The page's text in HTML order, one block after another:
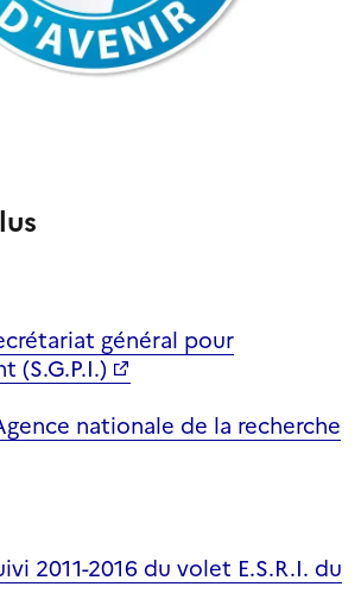
général pour
(S.G.P.I.)
nationale de la recherche
2011-2016 du volet E.S.R.I. du